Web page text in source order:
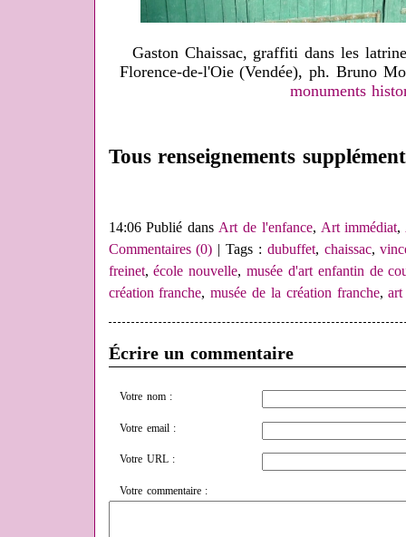
Gaston Chaissac, graffiti dans les
Florence-de-l'Oie (Vendée), ph. Bruno
monuments
Tous renseignements
14:06 Publié dansArt de l'enfance, Art immédiat,
Commentaires (0) | Tags : dubuffet, chaissac,
freinet,école nouvelle,musée d'art enfantin de
création franche,musée de la création franche,
Écrire un commentaire
Votre nom :
Votre email :
Votre URL :
Votre commentaire :